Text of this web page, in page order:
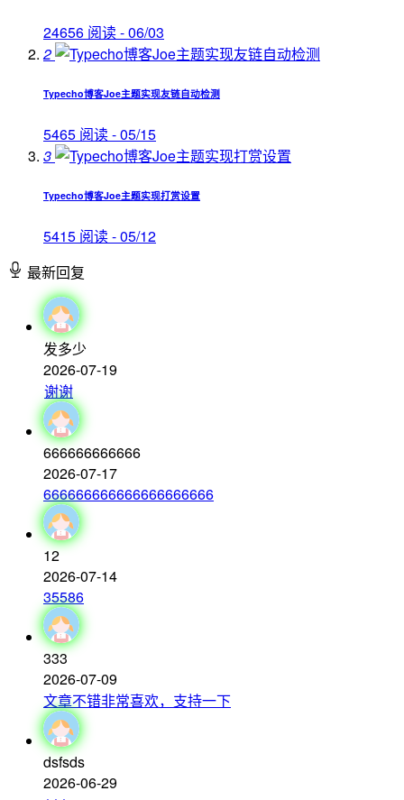
24656 阅读 - 06/03
2
Typecho博客Joe主题实现友链自动检测
5465 阅读 - 05/15
3
Typecho博客Joe主题实现打赏设置
5415 阅读 - 05/12
最新回复
发多少
2026-07-19
谢谢
666666666666
2026-07-17
666666666666666666666
12
2026-07-14
35586
333
2026-07-09
文章不错非常喜欢，支持一下
dsfsds
2026-06-29